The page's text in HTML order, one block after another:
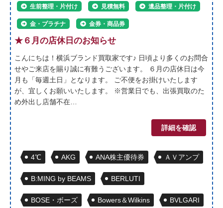
生前整理・片付け 見積無料 遺品整理・片付け
金・プラチナ 金券・商品券
★６月の店休日のお知らせ
こんにちは！横浜ブランド買取家です♪ 日頃より多くのお問合
せやご来店を賜り誠に有難うございます。 ６月の店休日は今
月も「毎週土日」となります。 ご不便をお掛けいたします
が、宜しくお願いいたします。 ※営業日でも、出張買取のた
め外出し店舗不在…
詳細を確認
4℃ AKG ANA株主優待券 ＡＶアンプ
B:MING by BEAMS BERLUTI
BOSE・ボーズ Bowers＆Wilkins BVLGARI